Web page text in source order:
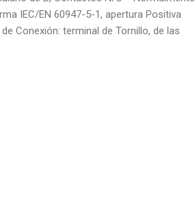
IEC/EN 60947-5-1, apertura Positiva
Conexión: terminal de Tornillo, de las